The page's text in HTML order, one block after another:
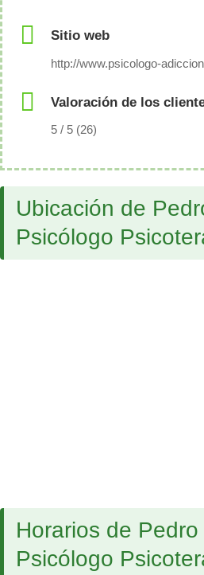
Sitio web
http://www.psicologo-
Valoración de los
5 / 5 (26)
Ubicación de
Psicólogo
Horarios de
Psicólogo